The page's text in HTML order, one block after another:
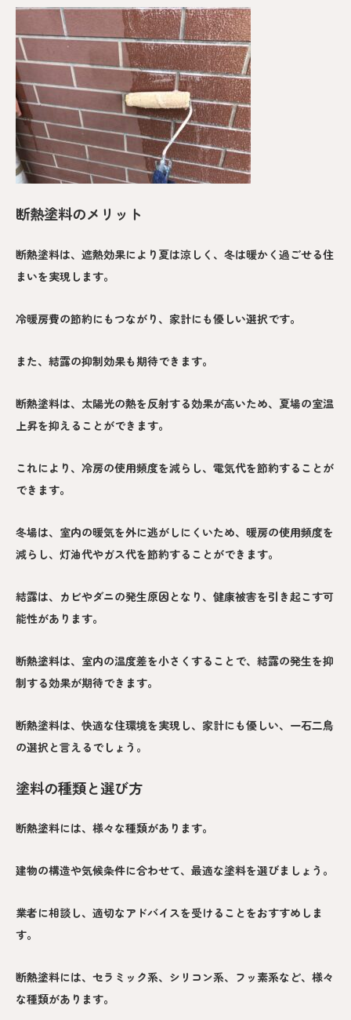
断熱塗料のメリット
断熱塗料は、遮熱効果により夏は涼しく、冬は暖かく過ごせる住
まいを実現します。
冷暖房費の節約にもつながり、家計にも優しい選択です。
また、結露の抑制効果も期待できます。
断熱塗料は、太陽光の熱を反射する効果が高いため、夏場の室温
上昇を抑えることができます。
これにより、冷房の使用頻度を減らし、電気代を節約することが
できます。
冬場は、室内の暖気を外に逃がしにくいため、暖房の使用頻度を
減らし、灯油代やガス代を節約することができます。
結露は、カビやダニの発生原因となり、健康被害を引き起こす可
能性があります。
断熱塗料は、室内の温度差を小さくすることで、結露の発生を抑
制する効果が期待できます。
断熱塗料は、快適な住環境を実現し、家計にも優しい、一石二鳥
の選択と言えるでしょう。
塗料の種類と選び方
断熱塗料には、様々な種類があります。
建物の構造や気候条件に合わせて、最適な塗料を選びましょう。
業者に相談し、適切なアドバイスを受けることをおすすめしま
す。
断熱塗料には、セラミック系、シリコン系、フッ素系など、様々
な種類があります。